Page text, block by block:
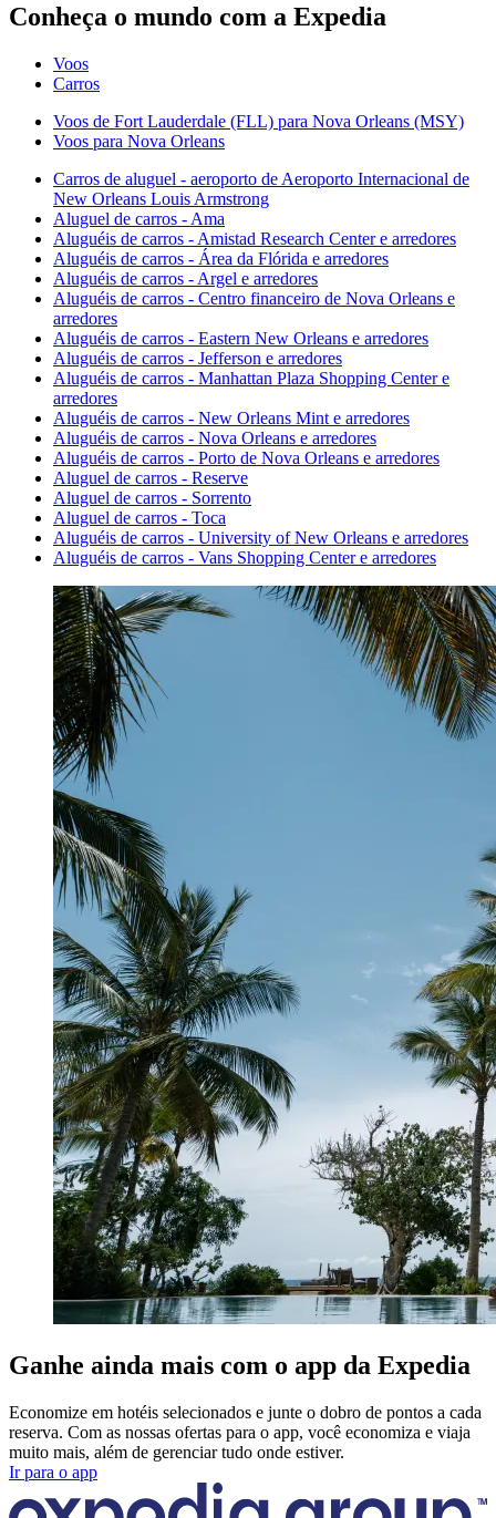
Conheça o mundo com a Expedia
Voos
Carros
Voos de Fort Lauderdale (FLL) para Nova Orleans (MSY)
Voos para Nova Orleans
Carros de aluguel - aeroporto de Aeroporto Internacional de
New Orleans Louis Armstrong
Aluguel de carros - Ama
Aluguéis de carros - Amistad Research Center e arredores
Aluguéis de carros - Área da Flórida e arredores
Aluguéis de carros - Argel e arredores
Aluguéis de carros - Centro financeiro de Nova Orleans e
arredores
Aluguéis de carros - Eastern New Orleans e arredores
Aluguéis de carros - Jefferson e arredores
Aluguéis de carros - Manhattan Plaza Shopping Center e
arredores
Aluguéis de carros - New Orleans Mint e arredores
Aluguéis de carros - Nova Orleans e arredores
Aluguéis de carros - Porto de Nova Orleans e arredores
Aluguel de carros - Reserve
Aluguel de carros - Sorrento
Aluguel de carros - Toca
Aluguéis de carros - University of New Orleans e arredores
Aluguéis de carros - Vans Shopping Center e arredores
Ganhe ainda mais com o app da Expedia
Economize em hotéis selecionados e junte o dobro de pontos a cada
reserva. Com as nossas ofertas para o app, você economiza e viaja
muito mais, além de gerenciar tudo onde estiver.
Ir para o app